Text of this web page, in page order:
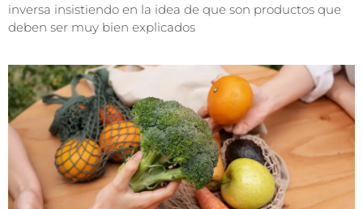
inversa insistiendo en la idea de que son productos que
deben ser muy bien explicados